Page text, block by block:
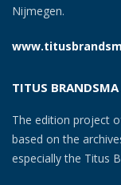
Nijmegen.
TITUS BRANDSMA
The edition project
based on the
especially the Titus